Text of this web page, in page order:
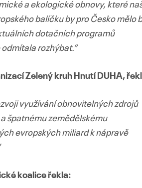
a ekologické obnovy, které
balíčku by pro Česko mělo
dotačních programů
rozhýbat.”
Zelený kruh Hnutí DUHA,
využívání obnovitelných zdrojů
špatnému zemědělskému
evropských miliard k nápravě
koalice řekla: